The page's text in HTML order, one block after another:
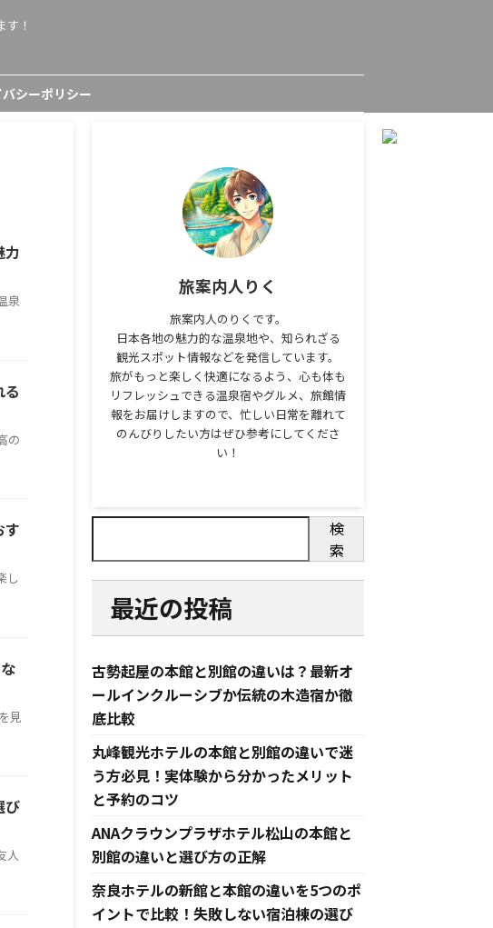
！
シーポリシー
力
泉
の
す
し
見
び
人
旅案内人りく
旅案内人のりくです。
日本各地の魅力的な温泉地や、知られざる
観光スポット情報などを発信しています。
旅がもっと楽しく快適になるよう、心も体も
リフレッシュできる温泉宿やグルメ、旅館情
報をお届けしますので、忙しい日常を離れて
のんびりしたい方はぜひ参考にしてくださ
い！
検
索
最近の投稿
古勢起屋の本館と別館の違いは？最新オ
ールインクルーシブか伝統の木造宿か徹
底比較
丸峰観光ホテルの本館と別館の違いで迷
う方必見！実体験から分かったメリット
と予約のコツ
ANAクラウンプラザホテル松山の本館と
別館の違いと選び方の正解
奈良ホテルの新館と本館の違いを5つのポ
イントで比較！失敗しない宿泊棟の選び